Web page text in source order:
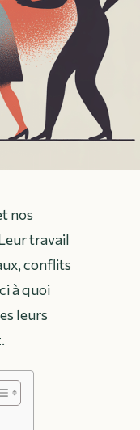
nos
travail
conflits
à quoi
leurs